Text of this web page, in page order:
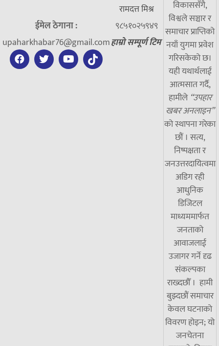
ईमेल ठेगाना :
upaharkhabar76@gmail.com
रामदत्त मिश्र
९८५१०२५९४९
हाम्रो सम्पूर्ण टिम
विकाससँगै,
विश्वले सञ्चार र
समाचार प्राप्तिको
नयाँ युगमा प्रवेश
गरिसकेको छ।
यही यथार्थलाई
आत्मसात गर्दै,
हामीले “उपहार
खबर अनलाइन”
को स्थापना गरेका
छौं । सत्य,
निष्पक्षता र
जनउत्तरदायित्वमा
अडिग रही
आधुनिक
डिजिटल
माध्यममार्फत
जनताको
आवाजलाई
उजागर गर्ने दृढ
संकल्पका
राख्दछौँ । हामी
बुझ्दछौं समाचार
केवल घटनाको
विवरण होइन; यो
जनचेतना